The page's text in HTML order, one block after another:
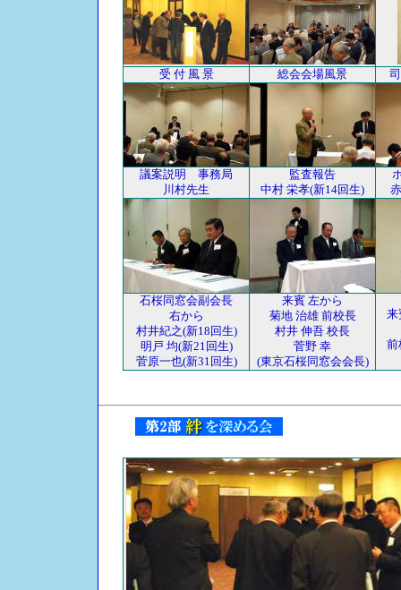
受 付 風 景 総会会場風景
議案説明 事務局
川村先生
監査報告
中村 栄孝(新14回生)
石桜同窓会副会長
右から
村井紀之(新18回生)
明戸 均(新21回生)
菅原一也(新31回生)
来賓 左から
菊地 治雄 前校長
村井 伸吾 校長
菅野 幸
(東京石桜同窓会会長)
来
前